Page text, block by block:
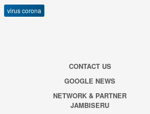
virus corona
CONTACT US
GOOGLE NEWS
NETWORK & PARTNER
JAMBISERU